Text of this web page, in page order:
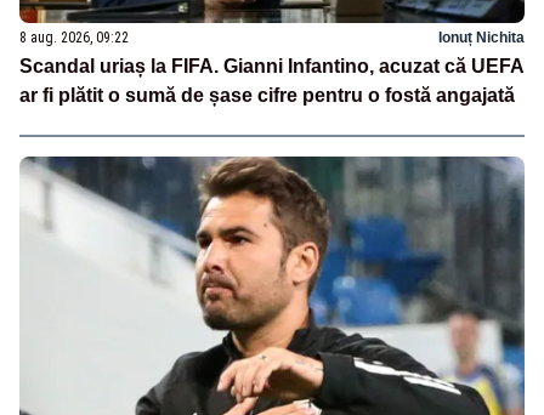
8 aug. 2026, 09:22 Ionuț Nichita
Scandal uriaș la FIFA. Gianni Infantino, acuzat că UEFA
ar fi plătit o sumă de șase cifre pentru o fostă angajată